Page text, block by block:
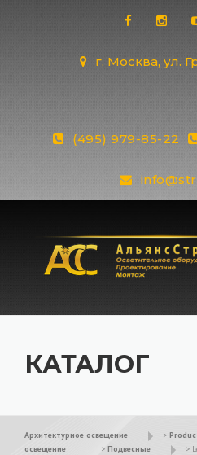
г. Москва, ул.
(495) 979-85-22
КАТАЛОГ
Архитектурное освещение >
освещение
> Подвесные >